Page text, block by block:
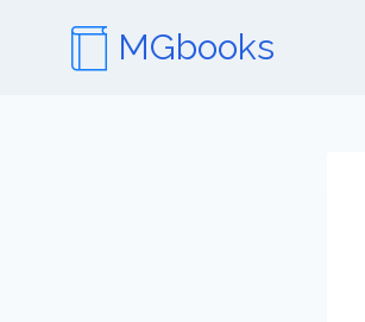
содержимому
MGbooks